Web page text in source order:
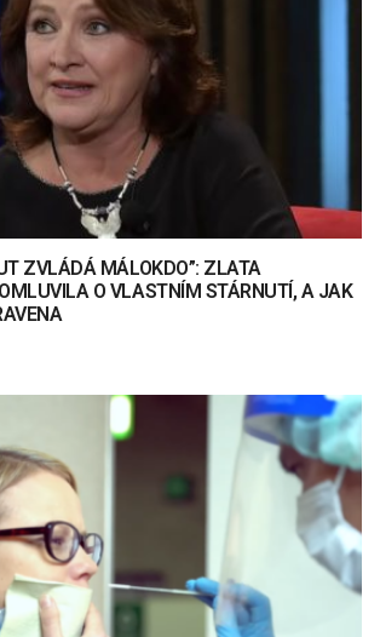
ZVLÁDÁ MÁLOKDO”: ZLATA
O VLASTNÍM STÁRNUTÍ, A JAK